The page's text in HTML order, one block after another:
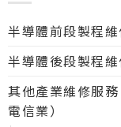
半導體前段製程
半導體後段製程
其他產業維修服
電信業）